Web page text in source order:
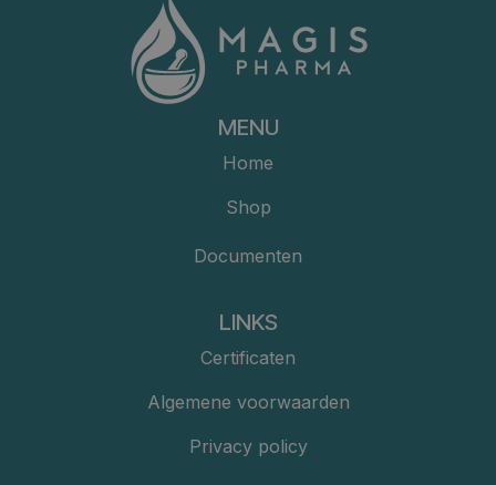
MENU
Home
Shop
Documenten
LINKS
Certificaten
Algemene voorwaarden
Privacy policy